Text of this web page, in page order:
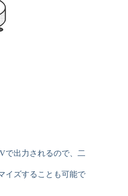
で出力されるので、二
イズすることも可能で